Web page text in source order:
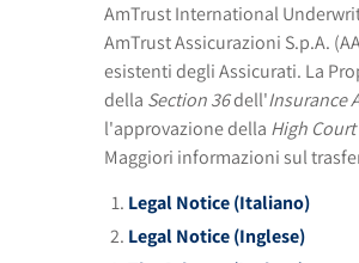
AmTrust International
AmTrust Assicurazioni S.p.A.
esistenti degli Assicurati. La
della Section 36dell'Insurance
l'approvazione della High Court
Maggiori informazioni sul
Legal Notice (Italiano)
Legal Notice (Inglese)